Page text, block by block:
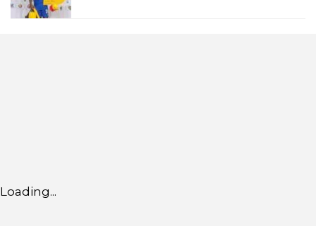
Loading...